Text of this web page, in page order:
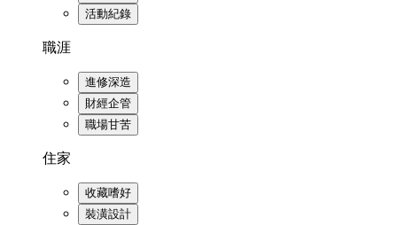
活動紀錄
職涯
進修深造
財經企管
職場甘苦
住家
收藏嗜好
裝潢設計